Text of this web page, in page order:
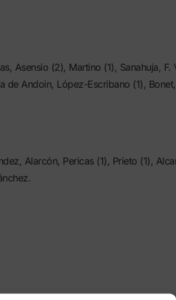
Asensio (2), Martino (1), Sanahuja, F.
de Andoin, López-Escribano (1),
Alarcón, Pericas (1), Prieto (1),